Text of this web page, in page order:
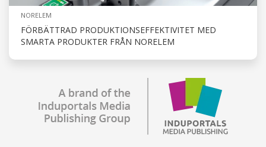
NORELEM
FÖRBÄTTRAD PRODUKTIONSEFFEKTIVITET MED
SMARTA PRODUKTER FRÅN NORELEM